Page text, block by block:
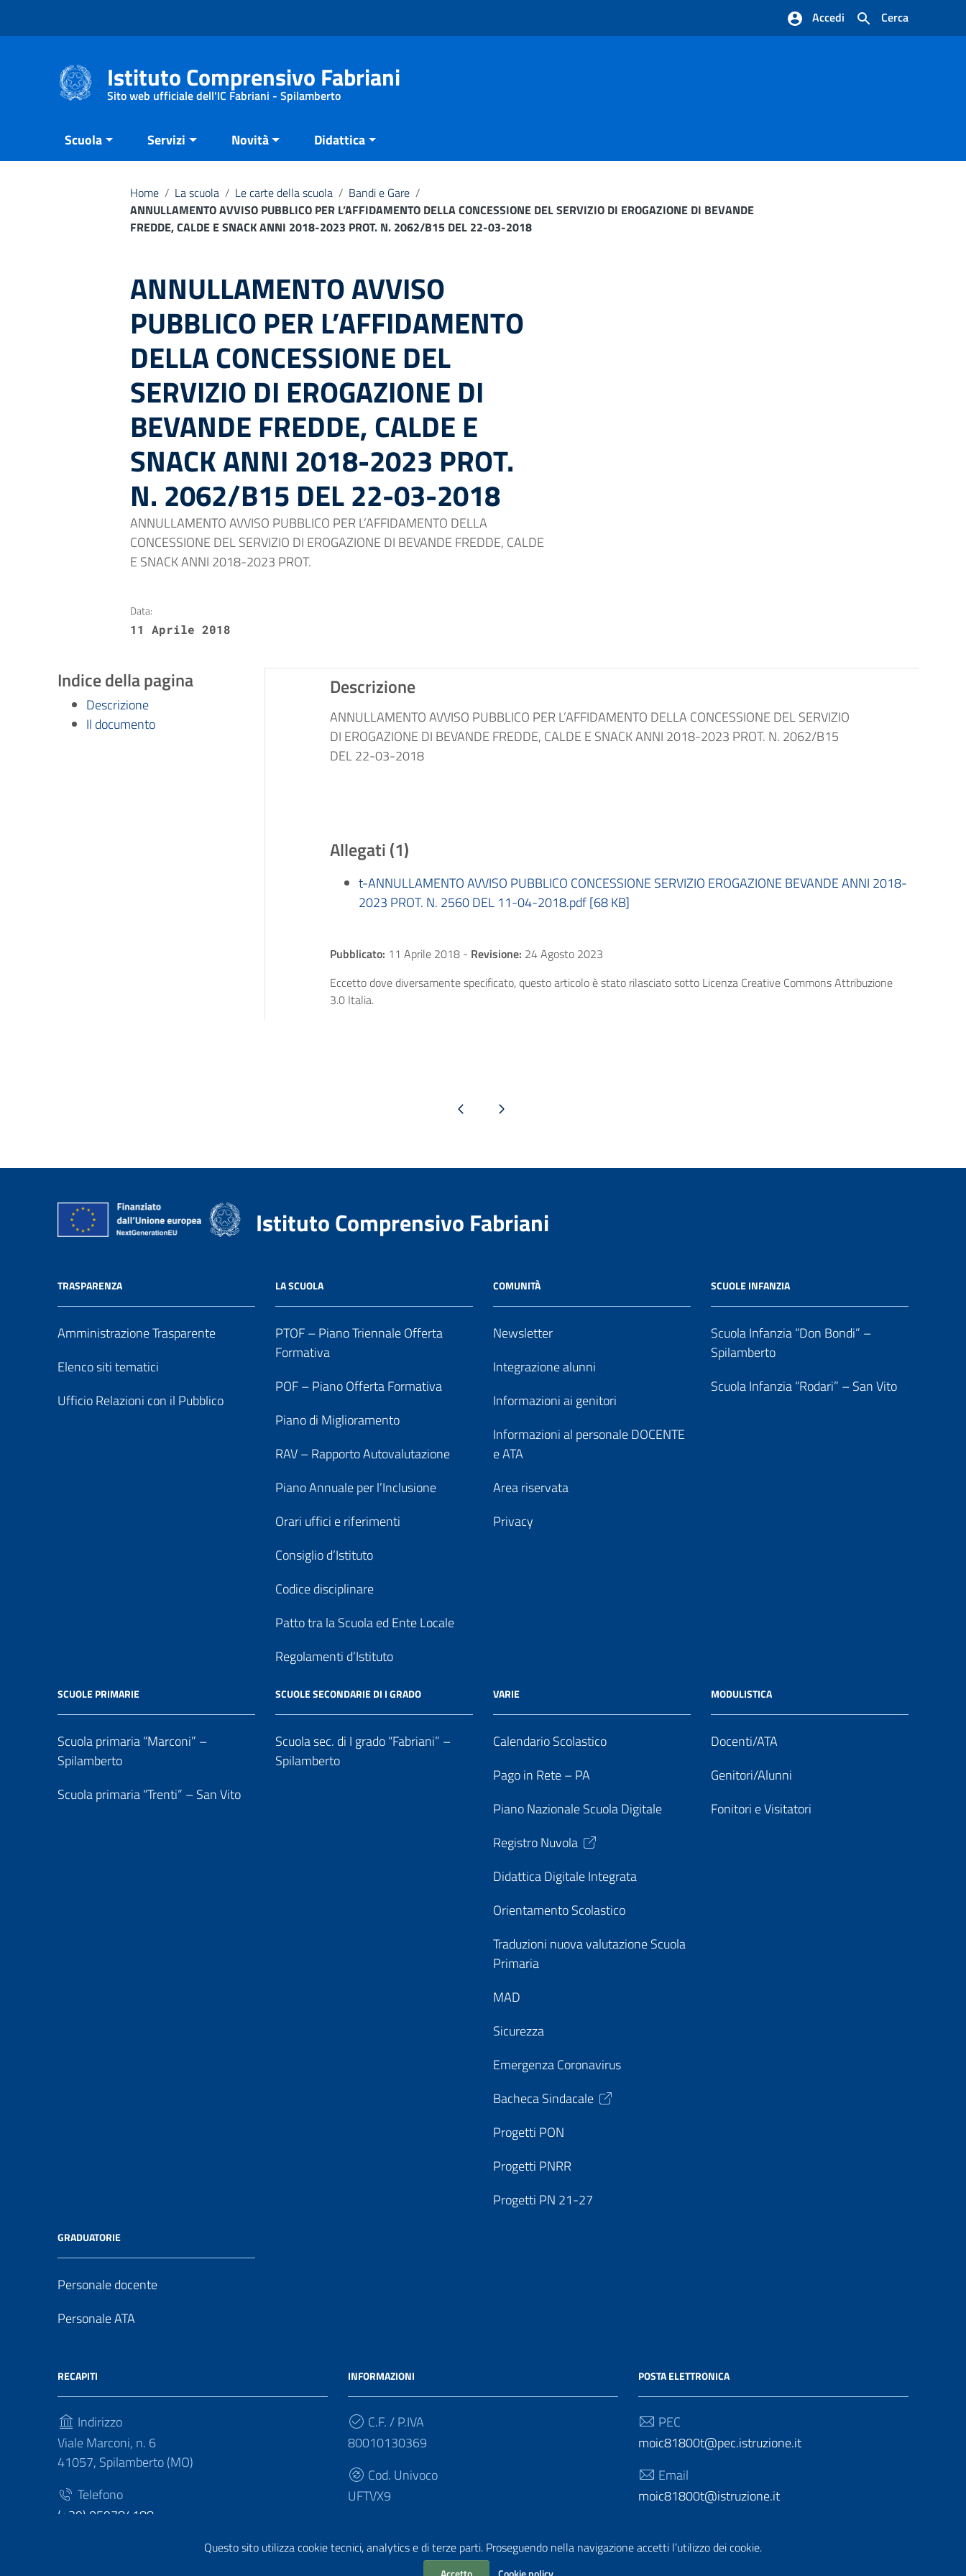
Questo sito utilizza cookie tecnici, analytics e di terze parti. Proseguendo nella navigazione accetti l’utilizzo dei cookie.
Cerca
Accedi
Istituto Comprensivo Fabriani
Sito web ufficiale dell'IC Fabriani - Spilamberto
Scuola Servizi Novità Didattica
Home / La scuola / Le carte della scuola / Bandi e Gare /
ANNULLAMENTO AVVISO PUBBLICO PER L’AFFIDAMENTO DELLA CONCESSIONE DEL SERVIZIO DI EROGAZIONE DI BEVANDE
FREDDE, CALDE E SNACK ANNI 2018-2023 PROT. N. 2062/B15 DEL 22-03-2018
ANNULLAMENTO AVVISO
PUBBLICO PER L’AFFIDAMENTO
DELLA CONCESSIONE DEL
SERVIZIO DI EROGAZIONE DI
BEVANDE FREDDE, CALDE E
SNACK ANNI 2018-2023 PROT.
N. 2062/B15 DEL 22-03-2018
ANNULLAMENTO AVVISO PUBBLICO PER L’AFFIDAMENTO DELLA
CONCESSIONE DEL SERVIZIO DI EROGAZIONE DI BEVANDE FREDDE, CALDE
E SNACK ANNI 2018-2023 PROT.
Data:
11 Aprile 2018
Indice della pagina
Descrizione
Il documento
Descrizione
ANNULLAMENTO AVVISO PUBBLICO PER L’AFFIDAMENTO DELLA CONCESSIONE DEL SERVIZIO
DI EROGAZIONE DI BEVANDE FREDDE, CALDE E SNACK ANNI 2018-2023 PROT. N. 2062/B15
DEL 22-03-2018
Allegati (1)
t-ANNULLAMENTO AVVISO PUBBLICO CONCESSIONE SERVIZIO EROGAZIONE BEVANDE ANNI 2018-
2023 PROT. N. 2560 DEL 11-04-2018.pdf [68 KB]
Pubblicato: 11 Aprile 2018 - Revisione: 24 Agosto 2023
Eccetto dove diversamente specificato, questo articolo è stato rilasciato sotto Licenza Creative Commons Attribuzione
3.0 Italia.
Pagina precedentePagina successiva
Istituto Comprensivo Fabriani
TRASPARENZA
Amministrazione Trasparente
Elenco siti tematici
Ufficio Relazioni con il Pubblico
LA SCUOLA
PTOF – Piano Triennale Offerta
Formativa
POF – Piano Offerta Formativa
Piano di Miglioramento
RAV – Rapporto Autovalutazione
Piano Annuale per l’Inclusione
Orari uffici e riferimenti
Consiglio d’Istituto
Codice disciplinare
Patto tra la Scuola ed Ente Locale
Regolamenti d’Istituto
COMUNITÀ
Newsletter
Integrazione alunni
Informazioni ai genitori
Informazioni al personale DOCENTE
e ATA
Area riservata
Privacy
SCUOLE INFANZIA
Scuola Infanzia “Don Bondi” –
Spilamberto
Scuola Infanzia “Rodari” – San Vito
SCUOLE PRIMARIE
Scuola primaria “Marconi” –
Spilamberto
Scuola primaria “Trenti” – San Vito
SCUOLE SECONDARIE DI I GRADO
Scuola sec. di I grado “Fabriani” –
Spilamberto
VARIE
Calendario Scolastico
Pago in Rete – PA
Piano Nazionale Scuola Digitale
Registro Nuvola
Didattica Digitale Integrata
Orientamento Scolastico
Traduzioni nuova valutazione Scuola
Primaria
MAD
Sicurezza
Emergenza Coronavirus
Bacheca Sindacale
Progetti PON
Progetti PNRR
Progetti PN 21-27
MODULISTICA
Docenti/ATA
Genitori/Alunni
Fonitori e Visitatori
GRADUATORIE
Personale docente
Personale ATA
RECAPITI
Indirizzo
Viale Marconi, n. 6
41057, Spilamberto (MO)
Telefono
(+39) 059784188
INFORMAZIONI
C.F. / P.IVA
80010130369
Cod. Univoco
UFTVX9
POSTA ELETTRONICA
PEC
moic81800t@pec.istruzione.it
Email
moic81800t@istruzione.it